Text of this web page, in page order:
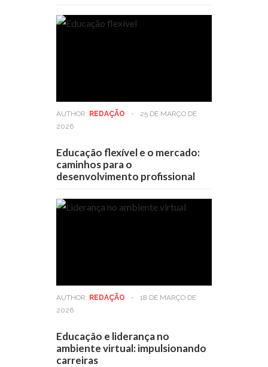
AUTHOR: REDAÇÃO -
25 DE MARÇO DE
2026
Educação flexível e o mercado:
caminhos para o
desenvolvimento profissional
AUTHOR: REDAÇÃO -
18 DE MARÇO DE
2026
Educação e liderança no
ambiente virtual: impulsionando
carreiras